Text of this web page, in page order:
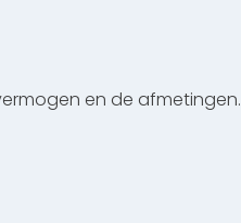
en de afmetingen.